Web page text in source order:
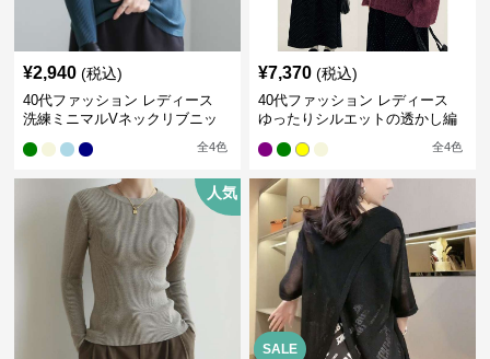
¥2,940 (税込)
40代ファッション レディース
洗練ミニマルVネックリブニッ
全4色
¥7,370 (税込)
40代ファッション レディース
ゆったりシルエットの透かし編
全4色
人気
SALE